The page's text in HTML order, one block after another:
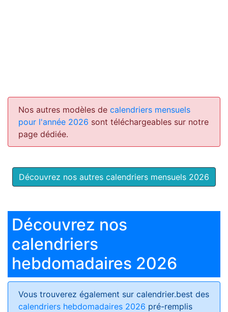
Nos autres modèles de calendriers mensuels
pour l'année 2026 sont téléchargeables sur notre
page dédiée.
Découvrez nos autres calendriers mensuels 2026
Découvrez nos
calendriers
hebdomadaires 2026
Vous trouverez également sur calendrier.best des
calendriers hebdomadaires 2026 pré-remplis